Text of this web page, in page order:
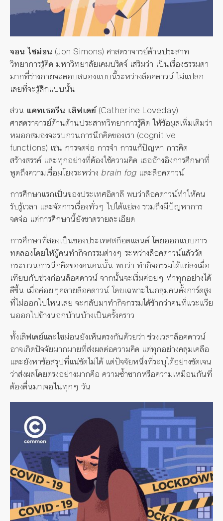
จอน ไซม่อน (Jon Simons) ศาสตราจารย์ด้านประสาท
วิทยาการรู้คิด มหาวิทยาลัยเคมบริดจ์ เสริมว่า เป็นเรื่องธรรมดา
มากที่ร่างกายจะตอบสนองแบบนี้ระหว่างล็อคดาวน์ ไม่แปลก
เลยที่จะรู้สึกแบบนั้น
ส่วน แคทเธอรีน เลิฟเดย์(Catherine Loveday)
ศาสตราจารย์ด้านด้านประสาทวิทยาการรู้คิด ให้ข้อมูลเพิ่มเติมว่า
หมอกสมองจะรบกวนการนึกคิดของเรา (cognitive
functions) เช่น การจดจ่อ การจำ การแก้ปัญหา การคิด
สร้างสรรค์ และทุกอย่างที่ต้องใช้ความคิด เธออ้างอิงการศึกษาที่
พูดถึงความเชื่อมโยงระหว่าง brain fog และล็อคดาวน์
การศึกษาแรกเป็นของประเทศอิตาลี พบว่าล็อคดาวน์ทำให้คน
รับรู้เวลา และจัดการเรื่องทั่วๆ ไปได้แย่ลง รวมถึงมีปัญหาการ
จดจ่อ แต่การศึกษานี้ยังขาดรายละเอียด
การศึกษาที่สองเป็นของประเทศสก็อตแลนด์ โดยออกแบบการ
ทดลองโดยให้ผู้คนทำกิจกรรมต่างๆ ระหว่างล็อคดาวน์แล้ววัด
กระบวนการนึกคิดของคนคนนั้น พบว่า ทำกิจกรรมได้แย่ลงเมื่อ
เทียบกับช่วงก่อนล็อคดาวน์ จากนั้นจะเริ่มค่อยๆ ทำทุกอย่างได้
ดีขึ้น เมื่อค่อยๆคลายล็อคดาวน์ โดยเฉพาะในกลุ่มคนตั้งการ์ดสูง
ที่ไม่ออกไปไหนเลย จะกลับมาทำกิจกรรมได้ช้ากว่าคนที่แวะแวีย
นออกไปข้างนอกบ้านบ้างเป็นครั้งคราว
ทั้งเลิฟเดย์และไซม่อนยังเห็นตรงกันด้วยว่า ช่วงเวลาล็อคดาวน์
อาจเกิดปัจจัยมากมายที่ส่งผลต่อความคิด แต่ทุกอย่างคลุมเคลือ
และยังหาข้อสรุปที่แน่ชัดไม่ได้ แต่ปัจจัยหนึ่งที่ระบุได้อย่างชัดเจน
ว่าส่งผลโดยตรงอย่างมากคือ ความซ้ำซากหรือความเหมือนกันที่
ต้องตื่นมาเจอในทุกๆ วัน